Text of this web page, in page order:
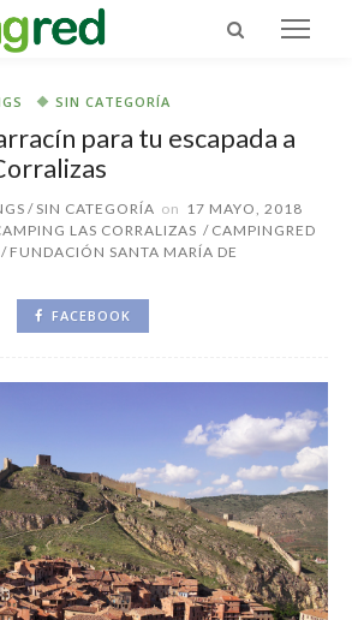
SIN CATEGORÍA
para tu escapada a
SIN CATEGORÍA on 17 MAYO, 2018
LAS CORRALIZAS
CAMPINGRED
FUNDACIÓN SANTA MARÍA DE
FACEBOOK